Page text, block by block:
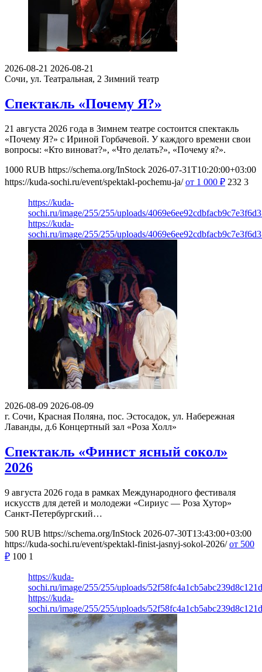
2026-08-21 2026-08-21
Сочи, ул. Театральная, 2 Зимний театр
Спектакль «Почему Я?»
21 августа 2026 года в Зимнем театре состоится спектакль
«Почему Я?» с Ириной Горбачевой. У каждого времени свои
вопросы: «Кто виноват?», «Что делать?», «Почему я?».
1000 RUB https://schema.org/InStock 2026-07-31T10:20:00+03:00
https://kuda-sochi.ru/event/spektakl-pochemu-ja/ от 1 000 ₽ 232 3
https://kuda-
sochi.ru/image/255/255/uploads/
https://kuda-
sochi.ru/image/255/255/uploads/
2026-08-09 2026-08-09
г. Сочи, Красная Поляна, пос. Эстосадок, ул. Набережная
Лаванды, д.6 Концертный зал «Роза Холл»
Спектакль «Финист ясный сокол»
2026
9 августа 2026 года в рамках Международного фестиваля
искусств для детей и молодежи «Сириус — Роза Хутор»
Санкт-Петербургский…
500 RUB https://schema.org/InStock 2026-07-30T13:43:00+03:00
https://kuda-sochi.ru/event/spektakl-finist-jasnyj-sokol-2026/ от 500
₽ 100 1
https://kuda-
sochi.ru/image/255/255/uploads/
https://kuda-
sochi.ru/image/255/255/uploads/